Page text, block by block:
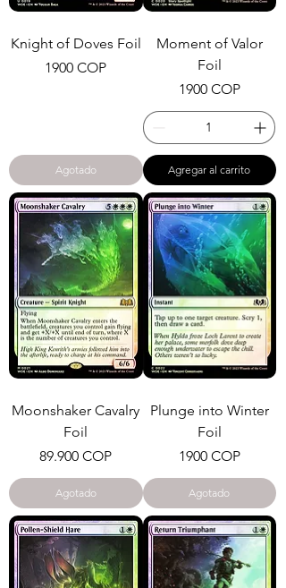
Knight of Doves Foil
Precio
1900 COP
Agotado
Moment of Valor
Foil
Precio
1900 COP
Agregar al carrito
Moonshaker Cavalry
Foil
Precio
89.900 COP
Agotado
Plunge into Winter
Foil
Precio
1900 COP
Agotado